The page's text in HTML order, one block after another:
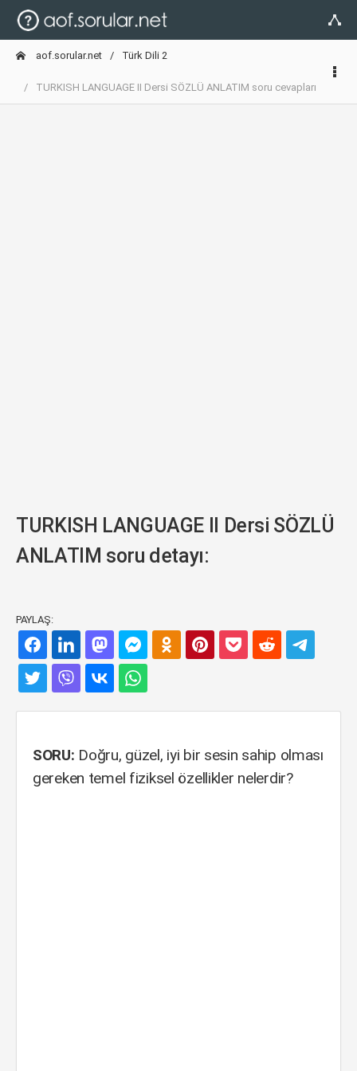
aof.sorular.net Türk Dili 2
TURKISH LANGUAGE II Dersi SÖZLÜ ANLATIM soru cevapları
TURKISH LANGUAGE II Dersi SÖZLÜ
ANLATIM soru detayı:
PAYLAŞ:
SORU: Doğru, güzel, iyi bir sesin sahip olması
gereken temel fiziksel özellikler nelerdir?